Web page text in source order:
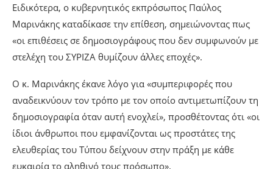
Ειδικότερα, ο κυβερνητικός εκπρόσωπος Παύλος
Μαρινάκης καταδίκασε την επίθεση, σημειώνοντας πως
«οι επιθέσεις σε δημοσιογράφους που δεν συμφωνούν με
στελέχη του ΣΥΡΙΖΑ θυμίζουν άλλες εποχές».
Ο κ. Μαρινάκης έκανε λόγο για «συμπεριφορές που
αναδεικνύουν τον τρόπο με τον οποίο αντιμετωπίζουν τη
δημοσιογραφία όταν αυτή ενοχλεί», προσθέτοντας ότι «οι
ίδιοι άνθρωποι που εμφανίζονται ως προστάτες της
ελευθερίας του Τύπου δείχνουν στην πράξη με κάθε
ευκαιρία το αληθινό τους πρόσωπο».